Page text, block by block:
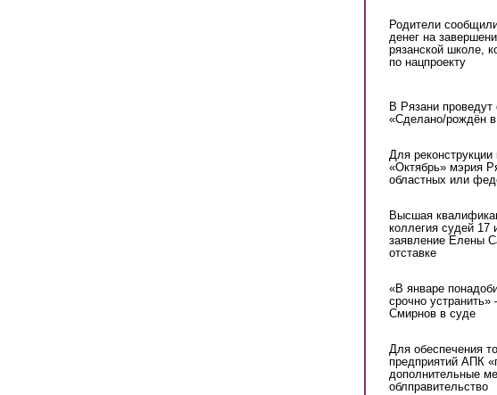
Родители
денег на
рязанской школе,
по нацпроекту
В Рязани
«Сделано/рождён
Для реконструкции
«Октябрь» мэрия
областных или
Высшая
коллегия судей 17
заявление Елены
отставке
«В январе
срочно
Смирнов в суде
Для обеспечения
предприятий АПК
дополнительные
облправительство